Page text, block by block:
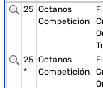
25 Octanos
Competición
25
*
Octanos
Competición